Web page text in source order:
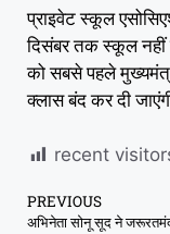
प्राइवेट स्कूल
दिसंबर तक स्कूल नहीं
को सबसे पहले
क्लास बंद कर दी
recent
PREVIOUS